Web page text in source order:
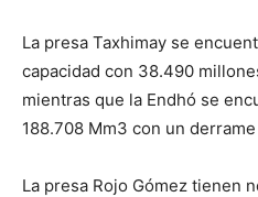
La presa Taxhimay se
capacidad con 38.490
mientras que la Endhó se
188.708 Mm3 con un
La presa Rojo Gómez tienen